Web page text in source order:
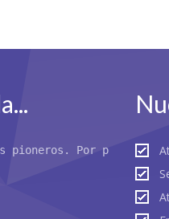
pioneros. Por